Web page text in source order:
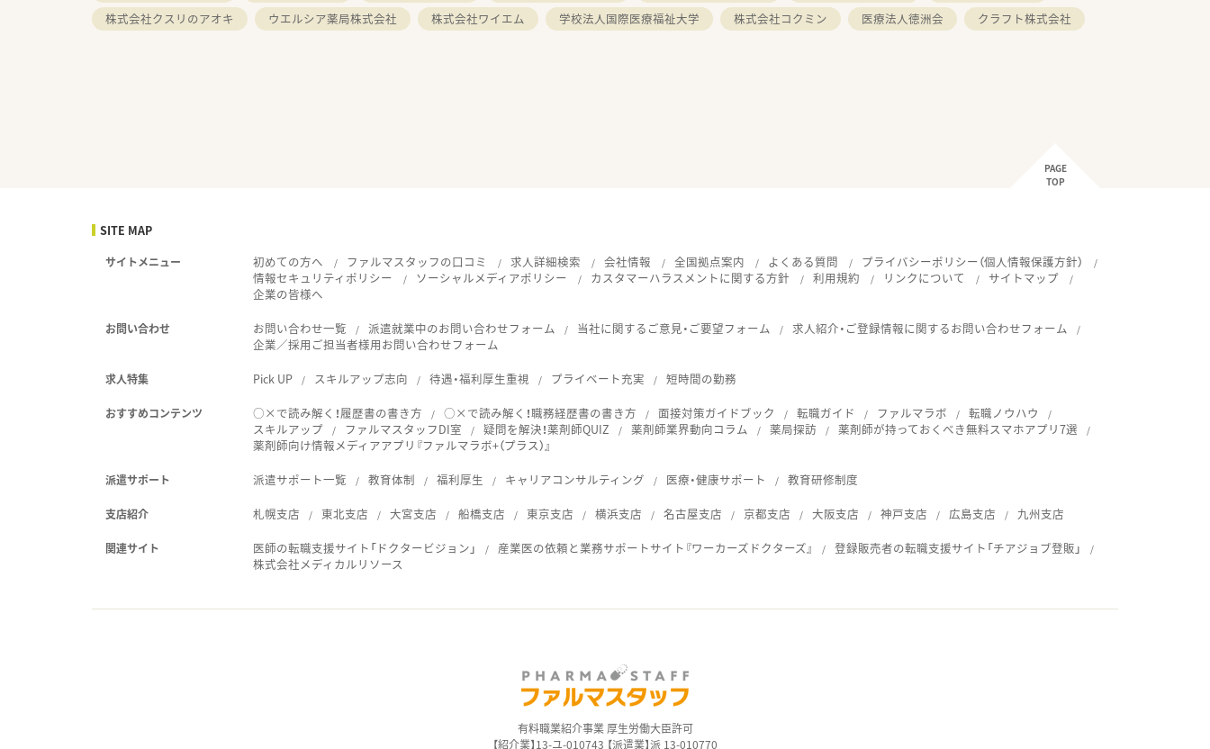
株式会社クスリのアオキ
ウエルシア薬局株式会社 株式会社ワイエム 学校法人国際医療福祉大学 株式会社コクミン 医療法人徳洲会 クラフト株式会社
PAGE
TOP
SITE MAP
サイトメニュー 初めての方へ ファルマスタッフの口コミ 求人詳細検索 会社情報 全国拠点案内 よくある質問
プライバシーポリシー（個人情報保護方針）
情報セキュリティポリシー
ソーシャルメディアポリシー カスタマーハラスメントに関する方針 利用規約 リンクについて
サイトマップ
企業の皆様へ
お問い合わせ お問い合わせ一覧 派遣就業中のお問い合わせフォーム 当社に関するご意見・ご要望フォーム
求人紹介・ご登録情報に関するお問い合わせフォーム
企業／採用ご担当者様用お問い合わせフォーム
求人特集 Pick UP スキルアップ志向 待遇・福利厚生重視 プライベート充実 短時間の勤務
おすすめコンテンツ ○×で読み解く！履歴書の書き方 ○×で読み解く！職務経歴書の書き方 面接対策ガイドブック 転職ガイド ファルマラボ
転職ノウハウ
スキルアップ
ファルマスタッフDI室 疑問を解決！薬剤師QUIZ 薬剤師業界動向コラム 薬局探訪
薬剤師が持っておくべき無料スマホアプリ7選
薬剤師向け情報メディアアプリ『ファルマラボ+（プラス）』
派遣サポート 派遣サポート一覧 教育体制 福利厚生 キャリアコンサルティング 医療・健康サポート 教育研修制度
支店紹介 札幌支店 東北支店 大宮支店 船橋支店 東京支店 横浜支店 名古屋支店 京都支店 大阪支店 神戸支店 広島支店 九州支店
関連サイト 医師の転職支援サイト「ドクタービジョン」 産業医の依頼と業務サポートサイト『ワーカーズドクターズ』
登録販売者の転職支援サイト「チアジョブ登販」
株式会社メディカルリソース
有料職業紹介事業 厚生労働大臣許可
【紹介業】13-ユ-010743 【派遣業】派 13-010770